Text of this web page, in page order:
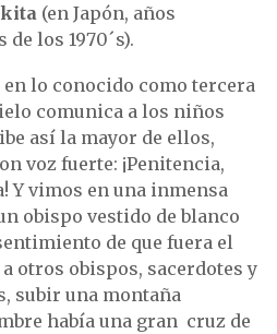
(en Japón, años
los 1970´s).
en lo conocido como tercera
comunica a los niños
así la mayor de ellos,
voz fuerte: ¡Penitencia,
Y vimos en una inmensa
obispo vestido de blanco
de que fuera el
a otros obispos, sacerdotes y
subir una montaña
había una gran cruz de